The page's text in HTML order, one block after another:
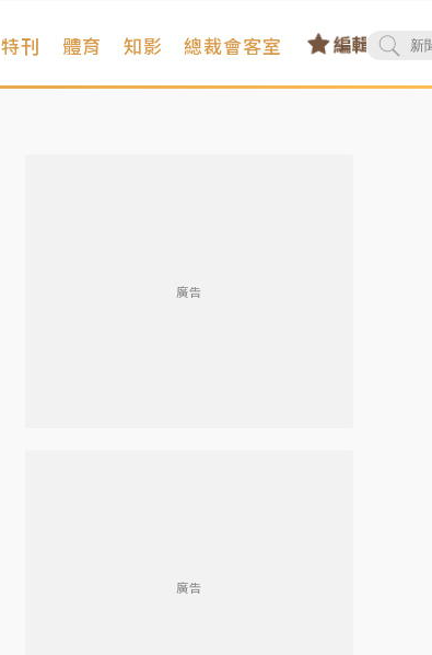
特刊 體育 知影 總裁會客室
廣告
廣告